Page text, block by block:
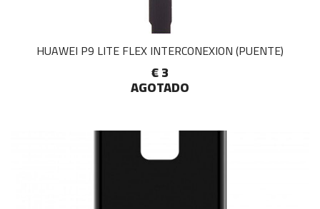
HUAWEI P9 LITE FLEX INTERCONEXION (PUENTE)
€ 3
AGOTADO